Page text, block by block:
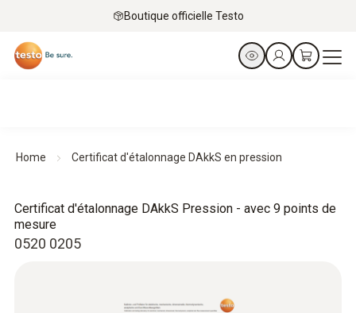
Boutique officielle Testo
Home Certificat d'étalonnage DAkkS en pression
0520 0205
Certificat d'étalonnage DAkkS Pression - avec 9 points de
mesure